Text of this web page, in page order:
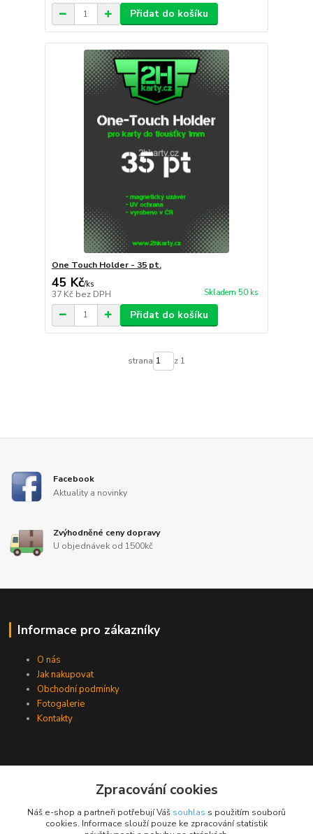
Přidat do košíku
One Touch Holder - 35 pt.
45 Kč/ks
37 Kč bez DPH Skladem 50 ks
Přidat do košíku
strana z 1
Facebook
Aktuality a novinky
Zvýhodněné ceny dopravy
U objednávek od 1500kč
Informace pro zákazníky
O nás
Jak nakupovat
Obchodní podmínky
Fotogalerie
Kontakty
Zpracování cookies
Náš e-shop a partneři potřebují Váš souhlas s použitím souborů
cookies. Informace slouží pouze ke zpracování statistik